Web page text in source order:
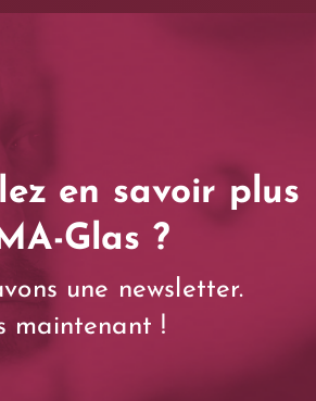
en savoir plus
Glas ?
une newsletter.
maintenant !